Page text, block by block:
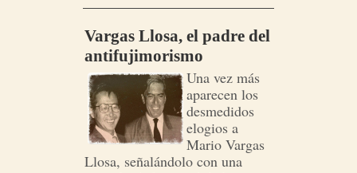
Vargas Llosa, el padre del
antifujimorismo
Una vez más
aparecen los
desmedidos
elogios a
Mario Vargas
Llosa, señalándolo con una